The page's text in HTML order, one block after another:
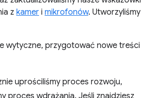
z kamer i mikrofonów. Utworzyliśmy
wytyczne, przygotować nowe treści
uprościliśmy proces rozwoju,
proces wdrażania. Jeśli znajdziesz